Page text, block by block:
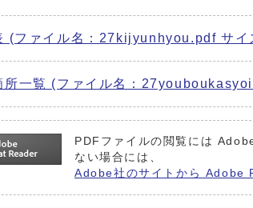
(ファイル名：27kijyunhyou.pdf サ
所一覧 (ファイル名：
PDFファイルの閲覧には
ない場合には、
Adobe社のサイトから Adobe